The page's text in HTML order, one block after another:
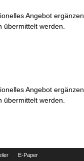
Angebot
werden.
Angebot
werden.
E-Paper